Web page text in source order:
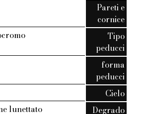
Pareti e
cornice
Tipo
peducci
forma
peducci
Cielo
lunettato
Degrado